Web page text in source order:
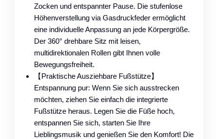
Zocken und entspannter Pause. Die stufenlose
Höhenverstellung via Gasdruckfeder ermöglicht
eine individuelle Anpassung an jede Körpergröße.
Der 360° drehbare Sitz mit leisen,
multidirektionalen Rollen gibt Ihnen volle
Bewegungsfreiheit.
【Praktische Ausziehbare Fußstütze】
Entspannung pur: Wenn Sie sich ausstrecken
möchten, ziehen Sie einfach die integrierte
Fußstütze heraus. Legen Sie die Füße hoch,
entspannen Sie sich, starten Sie Ihre
Lieblingsmusik und genießen Sie den Komfort! Die